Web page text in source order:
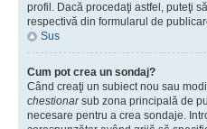
profil. Dacă procedaţi astfel, puteţi
respectivă din formularul de
Sus
Cum pot crea un sondaj?
Când creaţi un subiect nou sau
chestionarsub zona principală de
necesare pentru a crea sondaje.